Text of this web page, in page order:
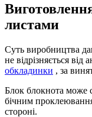
листами
Суть виробництва
не відрізняється від
обкладинки , за
Блок блокнота може
бічним
стороні.